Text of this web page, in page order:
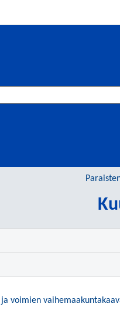
voimien